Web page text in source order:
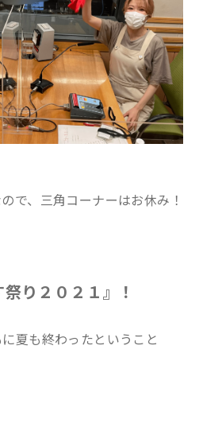
で、三角コーナーはお休み！
り２０２１』！
夏も終わったということ